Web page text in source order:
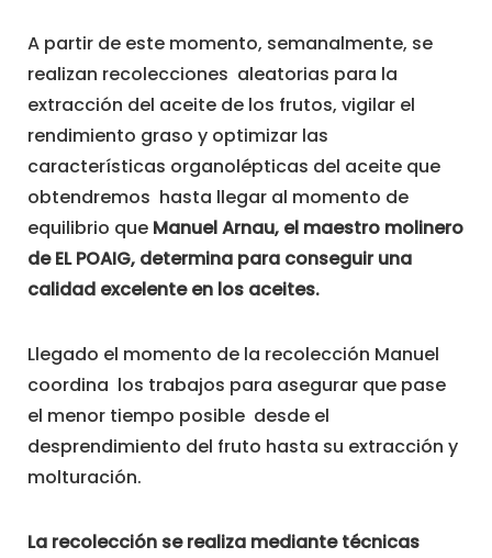
A partir de este momento, semanalmente, se
realizan recolecciones aleatorias para la
extracción del aceite de los frutos, vigilar el
rendimiento graso y optimizar las
características organolépticas del aceite que
obtendremos hasta llegar al momento de
equilibrio que Manuel Arnau, el maestro molinero
de EL POAIG, determina para conseguir una
calidad excelente en los aceites.
Llegado el momento de la recolección Manuel
coordina los trabajos para asegurar que pase
el menor tiempo posible desde el
desprendimiento del fruto hasta su extracción y
molturación.
La recolección se realiza mediante técnicas